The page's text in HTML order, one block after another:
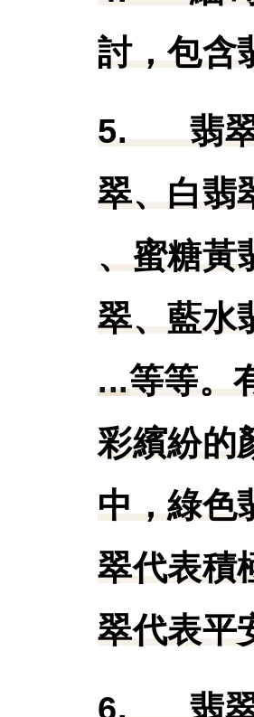
討，包含
5. 翡
翠、白翡
、蜜糖黃
翠、藍水
...等等。
彩繽紛的
中，綠色
翠代表積
翠代表平
6. 翡